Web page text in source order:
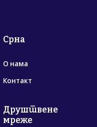
Срна
О нама
Контакт
Друштвене
мреже